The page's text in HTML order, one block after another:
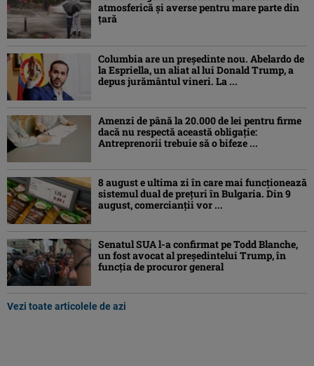
atmosferică și averse pentru mare parte din
țară
Columbia are un președinte nou. Abelardo de
la Espriella, un aliat al lui Donald Trump, a
depus jurământul vineri. La ...
Amenzi de până la 20.000 de lei pentru firme
dacă nu respectă această obligație:
Antreprenorii trebuie să o bifeze ...
8 august e ultima zi în care mai funcționează
sistemul dual de prețuri în Bulgaria. Din 9
august, comercianții vor ...
Senatul SUA l-a confirmat pe Todd Blanche,
un fost avocat al președintelui Trump, în
funcția de procuror general
Vezi toate articolele de azi